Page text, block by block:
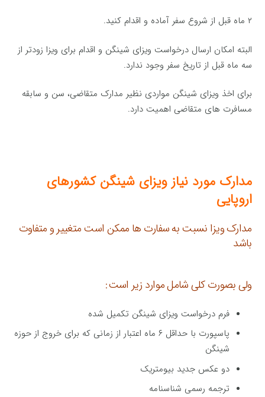
۲ ماه قبل از شروع سفر آماده و اقدام کنید.
البته امکان ارسال درخواست ویزای شینگن و اقدام برای ویزا زودتر از
سه ماه قبل از تاریخ سفر وجود ندارد.
برای اخذ ویزای شینگن مواردی نظیر مدارک متقاضی، سن و سابقه
مسافرت های متقاضی اهمیت دارد.
مدارک مورد نیاز ویزای شینگن کشورهای
اروپایی
مدارک ویزا نسبت به سفارت ها ممکن است متغییر و متفاوت
باشد
ولی بصورت کلی شامل موارد زیر است:
فرم درخواست ویزای شینگن تکمیل شده
پاسپورت با حداقل ۶ ماه اعتبار از زمانی که برای خروج از حوزه
شینگن
دو عکس جدید بیومتریک
ترجمه رسمی شناسنامه